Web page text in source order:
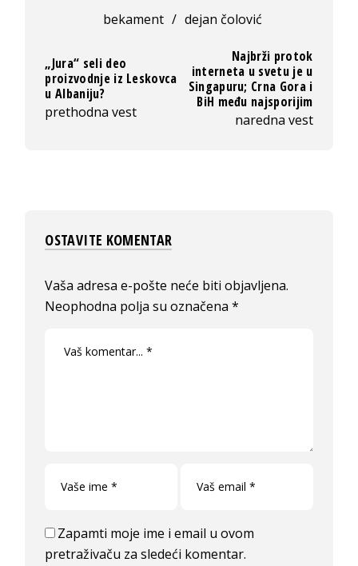
bekament / dejan čolović
„Jura“ seli deo
proizvodnje iz Leskovca
u Albaniju?
prethodna vest
Najbrži protok
interneta u svetu je u
Singapuru; Crna Gora i
BiH među najsporijim
naredna vest
OSTAVITE KOMENTAR
Vaša adresa e-pošte neće biti objavljena.
Neophodna polja su označena*
Zapamti moje ime i email u ovom
pretraživaču za sledeći komentar.